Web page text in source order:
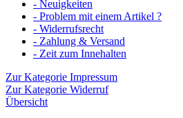
- Neuigkeiten
- Problem mit einem Artikel ?
- Widerrufsrecht
- Zahlung & Versand
- Zeit zum Innehalten
Zur Kategorie Impressum
Zur Kategorie Widerruf
Übersicht